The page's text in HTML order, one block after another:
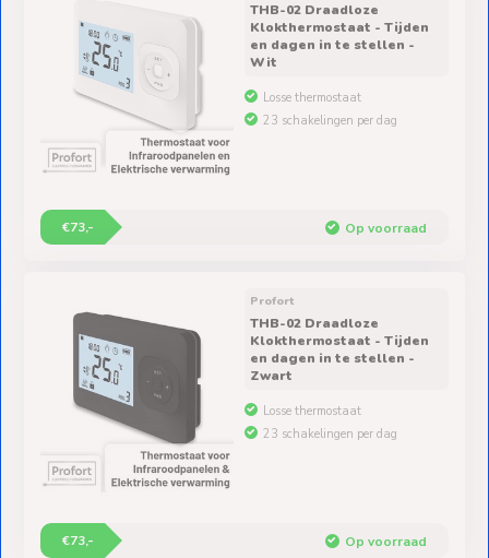
THB-02 Draadloze
Klokthermostaat - Tijden
en dagen in te stellen -
Wit
Losse thermostaat
23 schakelingen per dag
€73,- Op voorraad
Profort
THB-02 Draadloze
Klokthermostaat - Tijden
en dagen in te stellen -
Zwart
Losse thermostaat
23 schakelingen per dag
€73,- Op voorraad